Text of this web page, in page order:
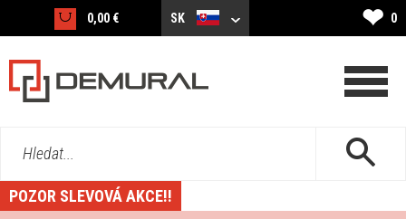
0,00 € SK ❤ 0
Hledat...
POZOR SLEVOVÁ AKCE!!